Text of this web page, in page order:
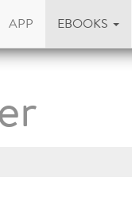
APP EBOOKS